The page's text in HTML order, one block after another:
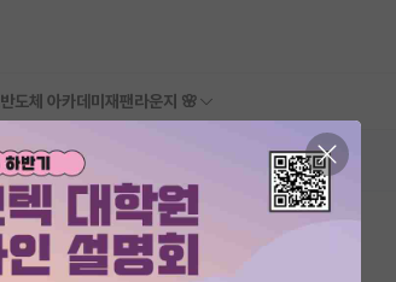
반도체 아카데미 재팬라운지 🌸